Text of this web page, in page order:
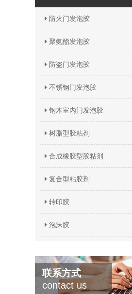
防火门发泡胶
聚氨酯发泡胶
防盗门发泡胶
不锈钢门发泡胶
钢木室内门发泡胶
树脂型胶粘剂
合成橡胶型胶粘剂
复合型粘胶剂
转印胶
泡沫胶
联系方式
contact us